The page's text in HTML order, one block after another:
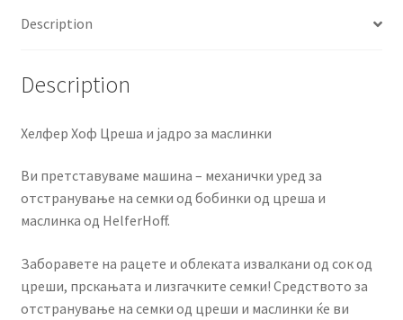
Description
Description
Хелфер Хоф Цреша и јадро за маслинки
Ви претставуваме машина – механички уред за
отстранување на семки од бобинки од цреша и
маслинка од HelferHoff.
Заборавете на рацете и облеката извалкани од сок од
цреши, прскањата и лизгачките семки! Средството за
отстранување на семки од цреши и маслинки ќе ви